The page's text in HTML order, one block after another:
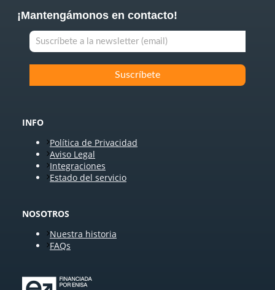
¡Mantengámonos en contacto!
INFO
Política de Privacidad
Aviso Legal
Integraciones
Estado del servicio
NOSOTROS
Nuestra historia
FAQs